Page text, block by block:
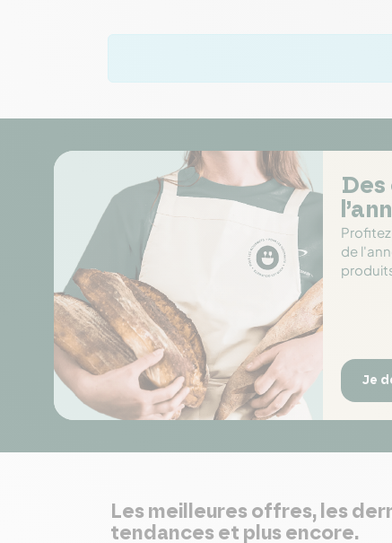
de
Je
Les meilleures offres, les
tendances et plus encore.